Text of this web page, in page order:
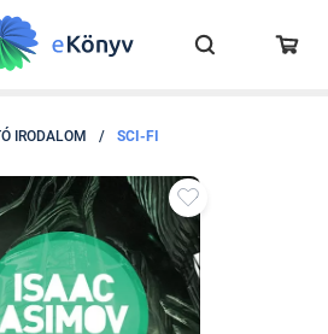
IRODALOM / SCI-FI